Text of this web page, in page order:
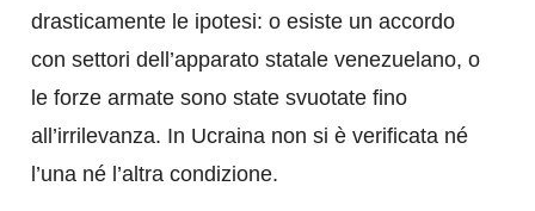
drasticamente le ipotesi: o esiste un accordo
con settori dell’apparato statale venezuelano, o
le forze armate sono state svuotate fino
all’irrilevanza. In Ucraina non si è verificata né
l’una né l’altra condizione.